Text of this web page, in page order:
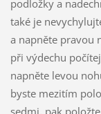
podložky a
také je
a napněte pravou
při výdechu
napněte levou
byste mezitím